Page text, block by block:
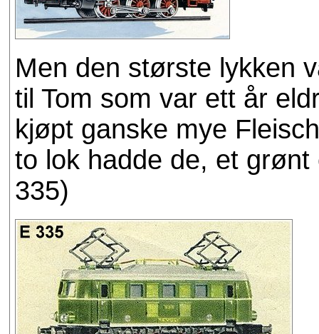
Men den største lykken
til Tom som var ett år
kjøpt ganske mye
to lok hadde de, et
335)